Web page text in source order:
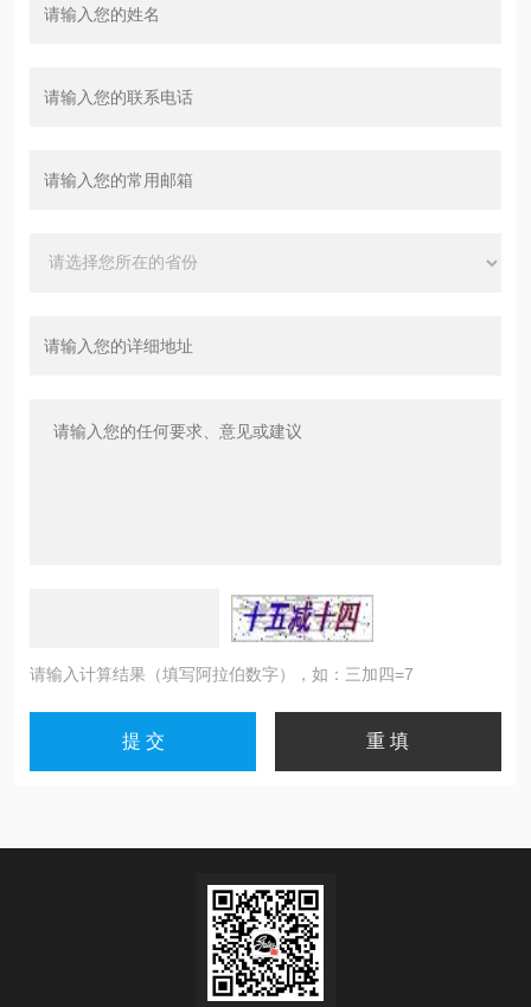
请输入计算结果（填写阿拉伯数字），如：三加四=7